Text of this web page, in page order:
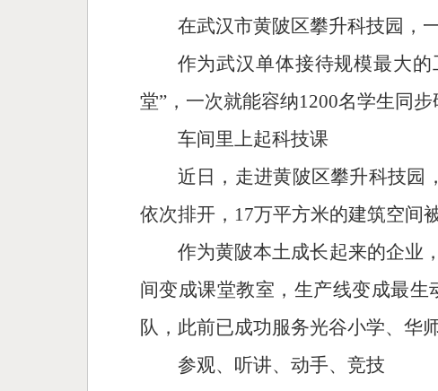
在武汉市黄陂区攀升科技园，
作为武汉单体接待规模最大
堂”，一次就能容纳1200名学生同
车间里上起科技课
近日，走进黄陂区攀升科技园
依次排开，17万平方米的建筑空间
作为黄陂本土成长起来的企业
间变成课堂教室，生产线变成最
队，此前已成功服务光谷小学、华
参观、听讲、动手、竞技